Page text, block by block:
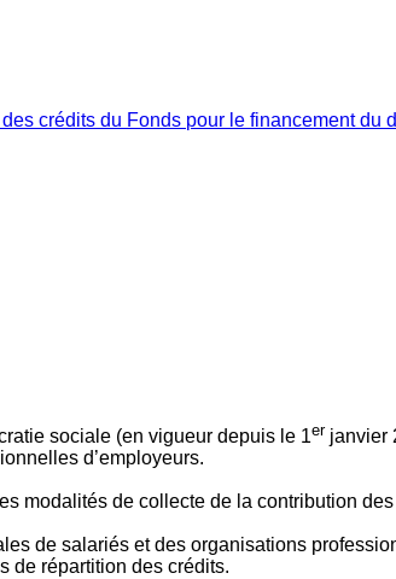
crédits du Fonds pour le financement du
sociale (en vigueur depuis le 1er janvier
d’employeurs.
modalités de collecte de la contribution
de salariés et des organisations
de répartition des crédits.